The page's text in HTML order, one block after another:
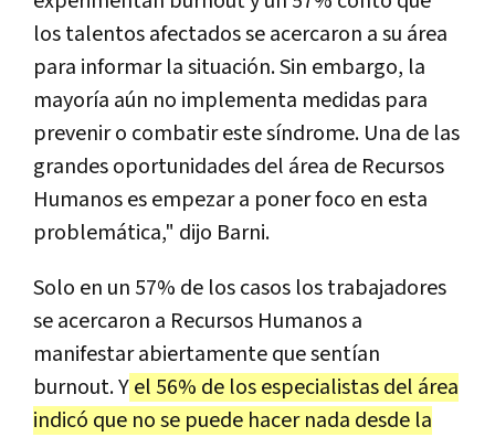
los talentos afectados se acercaron a su área
para informar la situación. Sin embargo, la
mayoría aún no implementa medidas para
prevenir o combatir este síndrome. Una de las
grandes oportunidades del área de Recursos
Humanos es empezar a poner foco en esta
problemática," dijo Barni.
Solo en un 57% de los casos los trabajadores
se acercaron a Recursos Humanos a
manifestar abiertamente que sentían
burnout. Yel 56% de los especialistas del área
indicó que no se puede hacer nada desde la